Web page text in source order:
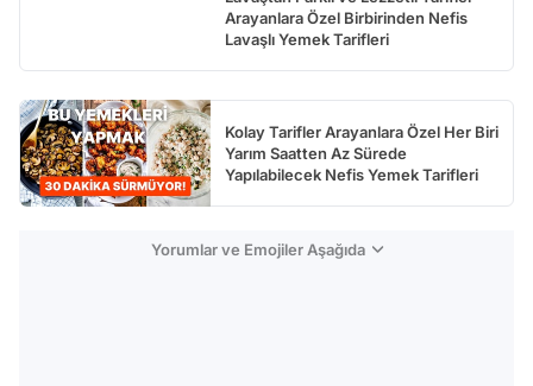
Arayanlara Özel Birbirinden Nefis
Lavaşlı Yemek Tarifleri
Kolay Tarifler Arayanlara Özel Her Biri
Yarım Saatten Az Sürede
Yapılabilecek Nefis Yemek Tarifleri
Yorumlar ve Emojiler Aşağıda